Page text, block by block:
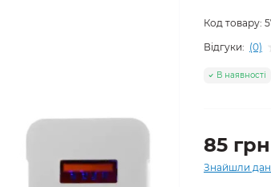
Код товару:
Відгуки: (0)
В наявності
85 грн
Знайшли